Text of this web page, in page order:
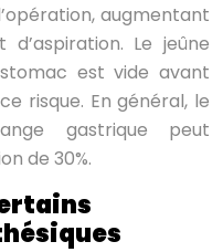
augmentant
Le jeûne
est vide avant
risque. En général, le
gastrique peut
de 30%.